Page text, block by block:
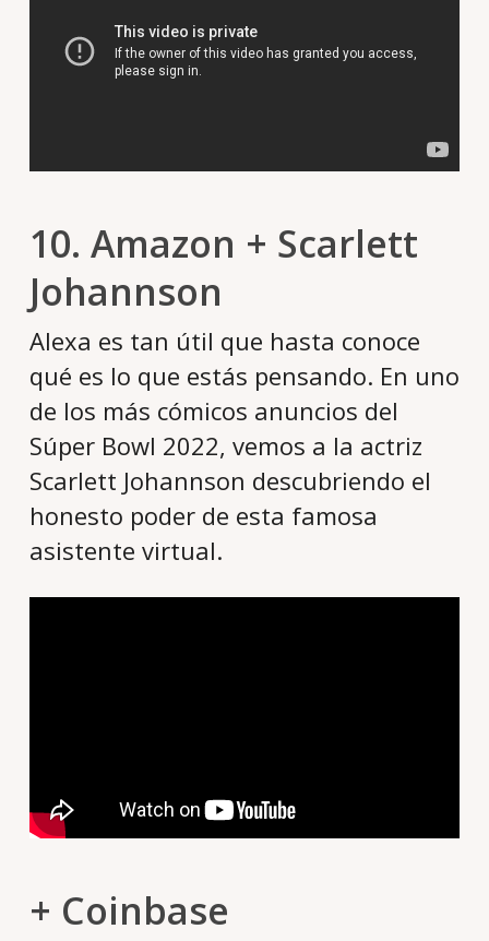
10. Amazon + Scarlett
Johannson
Alexa es tan útil que hasta conoce
qué es lo que estás pensando. En uno
de los más cómicos anuncios del
Súper Bowl 2022, vemos a la actriz
Scarlett Johannson descubriendo el
honesto poder de esta famosa
asistente virtual.
+ Coinbase